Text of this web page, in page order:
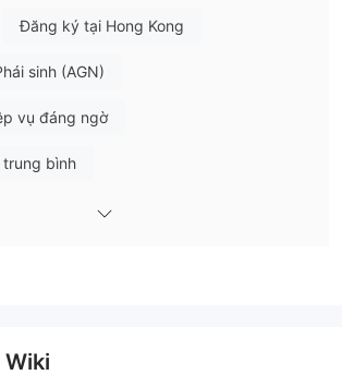
gì trên AP CAPITAL?
hóa, ngoại hối, thu nhập cố định và các
Đăng ký tại Hong Kong
sinh (AGN)
vụ đáng ngờ
bình
Wiki